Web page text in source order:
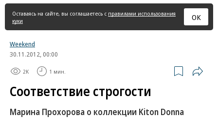
страница
Оставаясь на сайте, вы соглашаетесь с правилами использования
куки
ОК
Weekend
30.11.2012, 00:00
2K 1 мин.
Соответствие строгости
Марина Прохорова о коллекции Kiton Donna